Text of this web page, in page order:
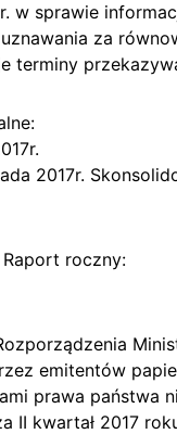
w sprawie
za
terminy
2017r.
roczny:
emitentów
prawa państwa
II kwartał 2017